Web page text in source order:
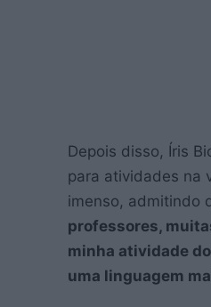
Depois disso, Íris
para atividades na
imenso, admitindo
professores,
minha atividade
uma linguagem